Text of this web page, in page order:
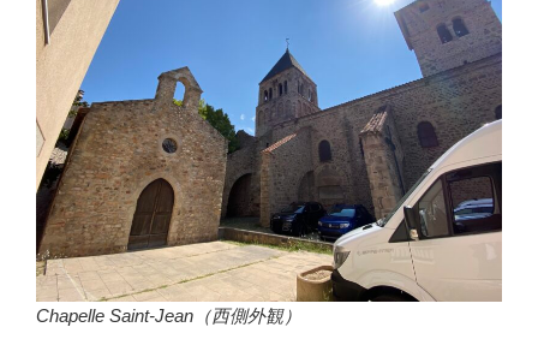
Chapelle Saint-Jean（西側外観）